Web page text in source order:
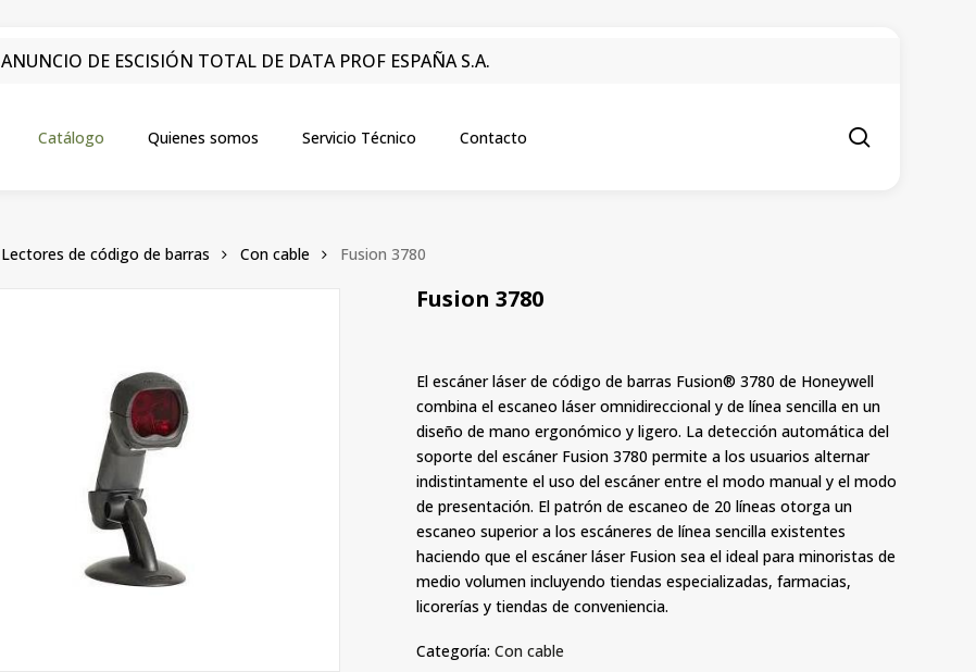
ANUNCIO DE ESCISIÓN TOTAL DE DATA PROF ESPAÑA S.A.
Catálogo Quienes somos Servicio Técnico Contacto
Lectores de código de barras Con cable Fusion 3780
Fusion 3780
El escáner láser de código de barras Fusion® 3780 de Honeywell
combina el escaneo láser omnidireccional y de línea sencilla en un
diseño de mano ergonómico y ligero. La detección automática del
soporte del escáner Fusion 3780 permite a los usuarios alternar
indistintamente el uso del escáner entre el modo manual y el modo
de presentación. El patrón de escaneo de 20 líneas otorga un
escaneo superior a los escáneres de línea sencilla existentes
haciendo que el escáner láser Fusion sea el ideal para minoristas de
medio volumen incluyendo tiendas especializadas, farmacias,
licorerías y tiendas de conveniencia.
Categoría:Con cable